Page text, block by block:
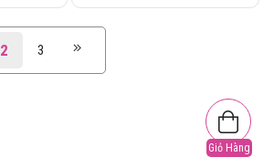
Giỏ Hàng
2 3